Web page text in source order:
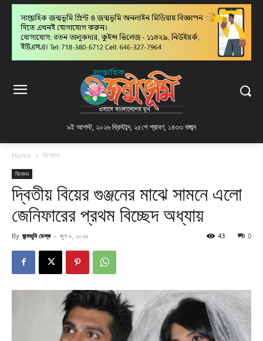
৯ই আগস্ট, ২০২৬ খ্রিস্টাব্দ, ২৫শে শ্রাবণ, ১৪৩৩ বঙ্গাব্দ
Home বিনোদন
বিনোদন
দ্বিতীয় বিয়ের গুঞ্জনের মাঝে সামনে এলো
জেনিফারের প্রথম বিচ্ছেদ অধ্যায়
By জন্মভূমি ডেস্ক - জুন ৮, ২০২৬ 0
43